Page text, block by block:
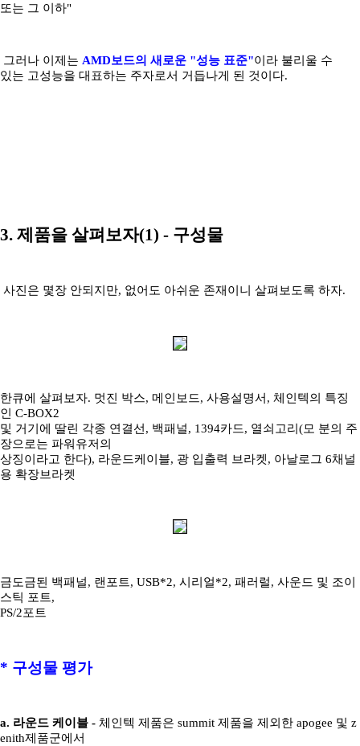
또는 그 이하"
그러나 이제는 AMD보드의 새로운 "성능 표준"이라 불리울 수
있는 고성능을 대표하는 주자로서 거듭나게 된 것이다.
3. 제품을 살펴보자(1) - 구성물
사진은 몇장 안되지만, 없어도 아쉬운 존재이니 살펴보도록 하자.
한큐에 살펴보자. 멋진 박스, 메인보드, 사용설명서, 체인텍의 특징
인 C-BOX2
및 거기에 딸린 각종 연결선, 백패널, 1394카드, 열쇠고리(모 분의 주
장으로는 파워유저의
상징이라고 한다), 라운드케이블, 광 입출력 브라켓, 아날로그 6채널
용 확장브라켓
금도금된 백패널, 랜포트, USB*2, 시리얼*2, 패러럴, 사운드 및 조이
스틱 포트,
PS/2포트
* 구성물 평가
a. 라운드 케이블 - 체인텍 제품은 summit 제품을 제외한 apogee 및 z
enith제품군에서